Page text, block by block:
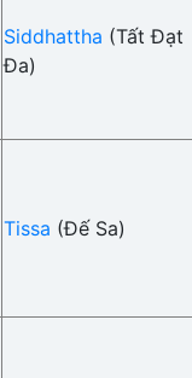
Siddhattha (Tất Đạt
Đa)
Tissa (Đế Sa)